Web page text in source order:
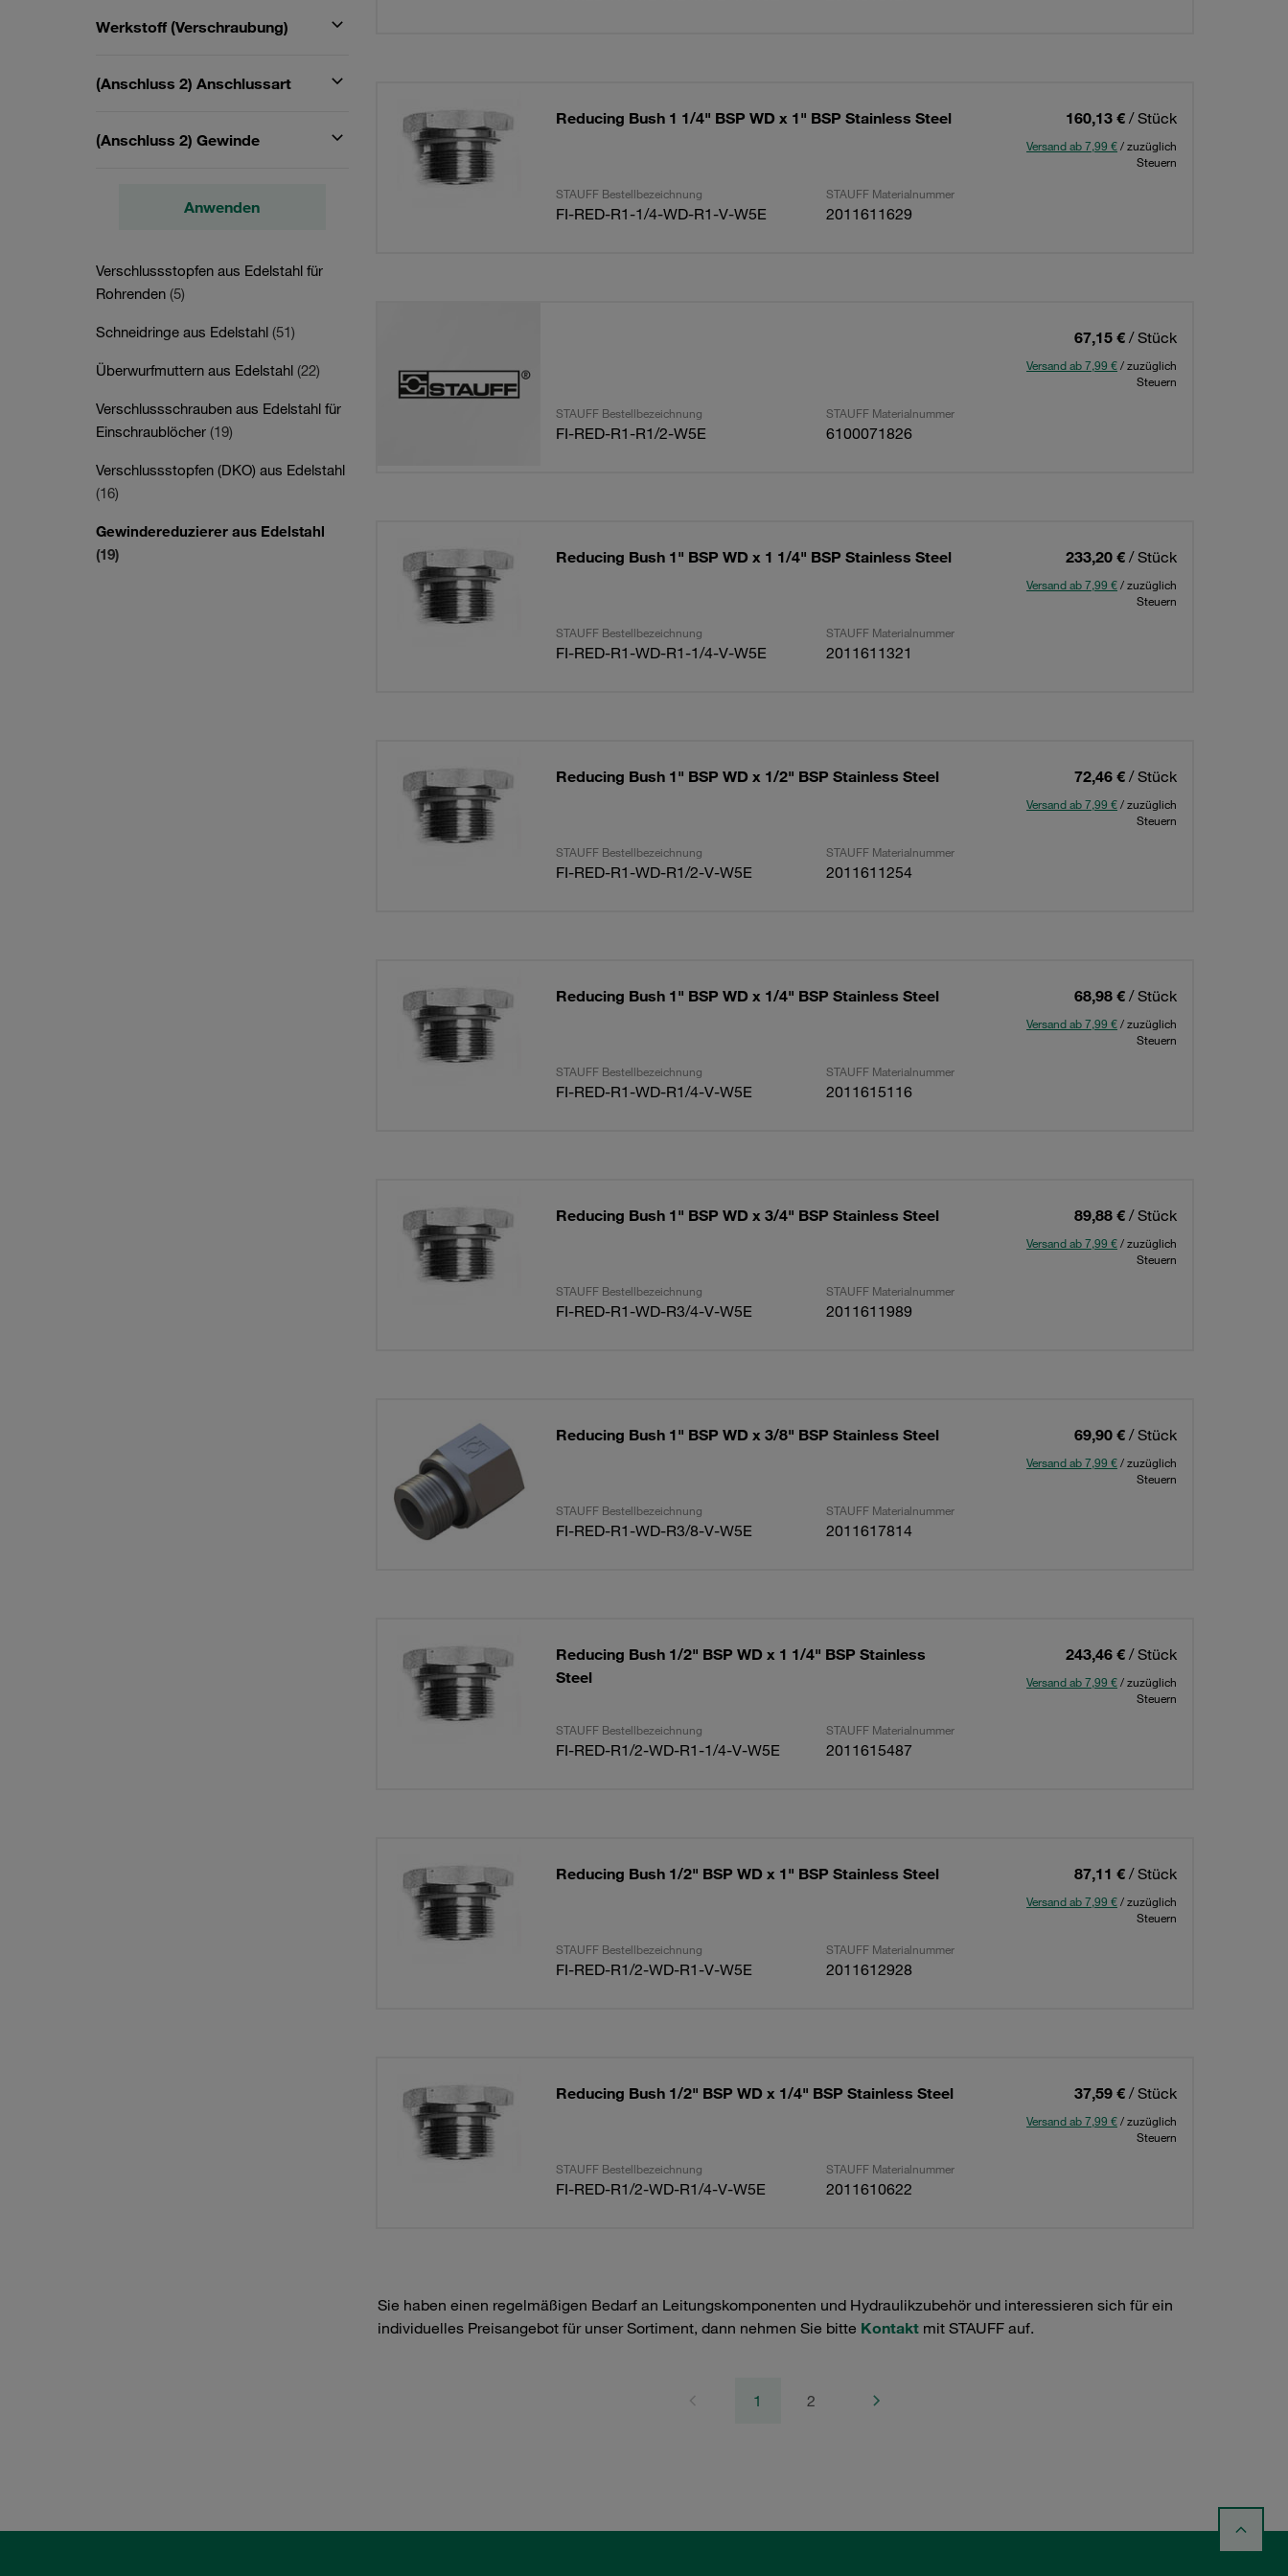
Werkstoff (Verschraubung)
(Anschluss 2) Anschlussart
(Anschluss 2) Gewinde
Anwenden
Verschlussstopfen aus Edelstahl für
Rohrenden (5)
Schneidringe aus Edelstahl (51)
Überwurfmuttern aus Edelstahl (22)
Verschlussschrauben aus Edelstahl für
Einschraublöcher (19)
Verschlussstopfen (DKO) aus Edelstahl
(16)
Gewindereduzierer aus Edelstahl
(19)
Reducing Bush 1 1/4" BSP WD x 1" BSP Stainless Steel 160,13 € / Stück
Versand ab 7,99 €/ zuzüglich
Steuern
STAUFF Bestellbezeichnung STAUFF Materialnummer
FI-RED-R1-1/4-WD-R1-V-W5E 2011611629
67,15 € / Stück
Versand ab 7,99 €/ zuzüglich
Steuern
STAUFF Bestellbezeichnung STAUFF Materialnummer
FI-RED-R1-R1/2-W5E 6100071826
Reducing Bush 1" BSP WD x 1 1/4" BSP Stainless Steel 233,20 € / Stück
Versand ab 7,99 €/ zuzüglich
Steuern
STAUFF Bestellbezeichnung STAUFF Materialnummer
FI-RED-R1-WD-R1-1/4-V-W5E 2011611321
Reducing Bush 1" BSP WD x 1/2" BSP Stainless Steel 72,46 € / Stück
Versand ab 7,99 €/ zuzüglich
Steuern
STAUFF Bestellbezeichnung STAUFF Materialnummer
FI-RED-R1-WD-R1/2-V-W5E 2011611254
Reducing Bush 1" BSP WD x 1/4" BSP Stainless Steel 68,98 € / Stück
Versand ab 7,99 €/ zuzüglich
Steuern
STAUFF Bestellbezeichnung STAUFF Materialnummer
FI-RED-R1-WD-R1/4-V-W5E 2011615116
Reducing Bush 1" BSP WD x 3/4" BSP Stainless Steel 89,88 € / Stück
Versand ab 7,99 €/ zuzüglich
Steuern
STAUFF Bestellbezeichnung STAUFF Materialnummer
FI-RED-R1-WD-R3/4-V-W5E 2011611989
Reducing Bush 1" BSP WD x 3/8" BSP Stainless Steel 69,90 € / Stück
Versand ab 7,99 €/ zuzüglich
Steuern
STAUFF Bestellbezeichnung STAUFF Materialnummer
FI-RED-R1-WD-R3/8-V-W5E 2011617814
Reducing Bush 1/2" BSP WD x 1 1/4" BSP Stainless
Steel
243,46 € / Stück
Versand ab 7,99 €/ zuzüglich
Steuern
STAUFF Bestellbezeichnung STAUFF Materialnummer
FI-RED-R1/2-WD-R1-1/4-V-W5E 2011615487
Reducing Bush 1/2" BSP WD x 1" BSP Stainless Steel 87,11 € / Stück
Versand ab 7,99 €/ zuzüglich
Steuern
STAUFF Bestellbezeichnung STAUFF Materialnummer
FI-RED-R1/2-WD-R1-V-W5E 2011612928
Reducing Bush 1/2" BSP WD x 1/4" BSP Stainless Steel 37,59 € / Stück
Versand ab 7,99 €/ zuzüglich
Steuern
STAUFF Bestellbezeichnung STAUFF Materialnummer
FI-RED-R1/2-WD-R1/4-V-W5E 2011610622
Sie haben einen regelmäßigen Bedarf an Leitungskomponenten und Hydraulikzubehör und interessieren sich für ein
individuelles Preisangebot für unser Sortiment, dann nehmen Sie bitte Kontaktmit STAUFF auf.
1 2